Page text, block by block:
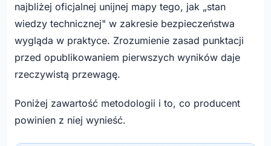
najbliżej oficjalnej unijnej mapy tego, jak „stan
wiedzy technicznej" w zakresie bezpieczeństwa
wygląda w praktyce. Zrozumienie zasad punktacji
przed opublikowaniem pierwszych wyników daje
rzeczywistą przewagę.
Poniżej zawartość metodologii i to, co producent
powinien z niej wynieść.